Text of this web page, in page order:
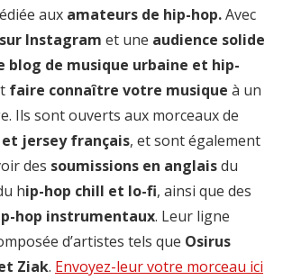
aux amateurs de hip-hop.Avec
Instagram et une audience solide
blog de musique urbaine et hip-
faire connaître votre musique à un
Ils sont ouverts aux morceaux de
jersey français, et sont également
des soumissions en anglaisdu
hip-hop chill et lo-fi, ainsi que des
hop instrumentaux. Leur ligne
d’artistes tels que Osirus
Ziak. Envoyez-leur votre morceau ici